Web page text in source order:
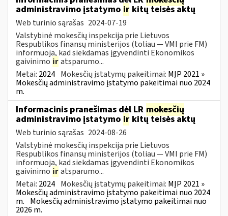
administravimo įstatymo ir kitų teisės aktų
Web turinio sąrašas 2024-07-19
Valstybinė mokesčių inspekcija prie Lietuvos
Respublikos finansų ministerijos (toliau — VMI prie FM)
informuoja, kad siekdamas įgyvendinti Ekonomikos
gaivinimo iratsparumo...
Metai: 2024 Mokesčių įstatymų pakeitimai: MĮP 2021 »
Mokesčių administravimo įstatymo pakeitimai nuo 2024
m.
Informacinis pranešimas dėl LR mokesčių
administravimo įstatymo ir kitų teisės aktų
Web turinio sąrašas 2024-08-26
Valstybinė mokesčių inspekcija prie Lietuvos
Respublikos finansų ministerijos (toliau — VMI prie FM)
informuoja, kad siekdamas įgyvendinti Ekonomikos
gaivinimo iratsparumo...
Metai: 2024 Mokesčių įstatymų pakeitimai: MĮP 2021 »
Mokesčių administravimo įstatymo pakeitimai nuo 2024
m. Mokesčių administravimo įstatymo pakeitimai nuo
2026 m.